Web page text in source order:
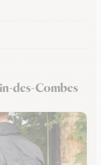
des-Combes